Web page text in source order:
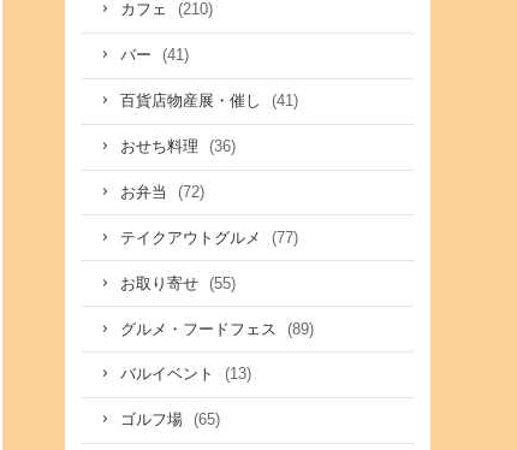
カフェ (210)
バー (41)
百貨店物産展・催し (41)
おせち料理 (36)
お弁当 (72)
テイクアウトグルメ (77)
お取り寄せ (55)
グルメ・フードフェス (89)
バルイベント (13)
ゴルフ場 (65)